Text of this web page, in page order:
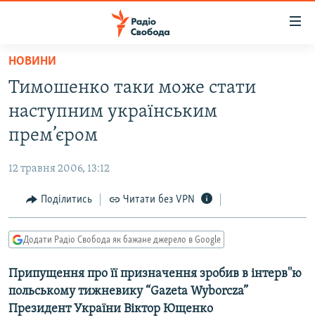
Перейти
основного
матеріалу
Перейти
до
основної
навігації
Перейти
до
пошуку
СТАТТІ
ЕКОНОМІКА
СУСПІЛЬСТВО
УКРАЇНА
СВІТ
РОСІЙСЬКА «ФІЛЬТРАЦІЯ»
ДОНБАС.РЕАЛІЇ
ТИ ЯК?
СХЕМИ
ПРИАЗОВ’Я
НОВИНИ
Тимошенко таки може стати
наступним українським
прем’єром
12 травня 2006, 13:12
Поділитись Читати без VPN
Додати Радіо Свобода як бажане джерело в Google
Припущення про її призначення зробив в інтерв''ю
польському тижневику “Gazeta Wyborcza”
Президент України Віктор Ющенко